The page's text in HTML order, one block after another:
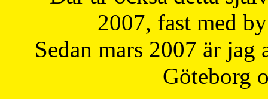
2007, fast med
Sedan mars 2007 är
Göteborg